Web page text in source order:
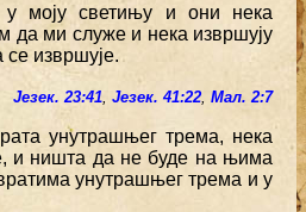
моју светињу и они нека
да ми служе и нека извршују
извршује.
Језек. 23:41, Језек. 41:22, Мал. 2:7
унутрашњег трема, нека
и ништа да не буде на њима
унутрашњег трема и у